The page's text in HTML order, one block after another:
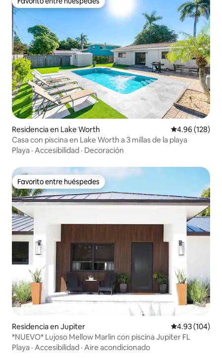
Favorito entre huéspedes
Residencia en Lake Worth Calificación
4.96 (128)
Casa con piscina en Lake Worth a 3 millas de la playa
Playa · Accesibilidad · Decoración
Favorito entre huéspedes
Favorito entre huéspedes
Residencia en Jupiter Calificación
4.93 (104)
*NUEVO* Lujoso Mellow Marlin con piscina Jupiter FL
Playa · Accesibilidad · Aire acondicionado